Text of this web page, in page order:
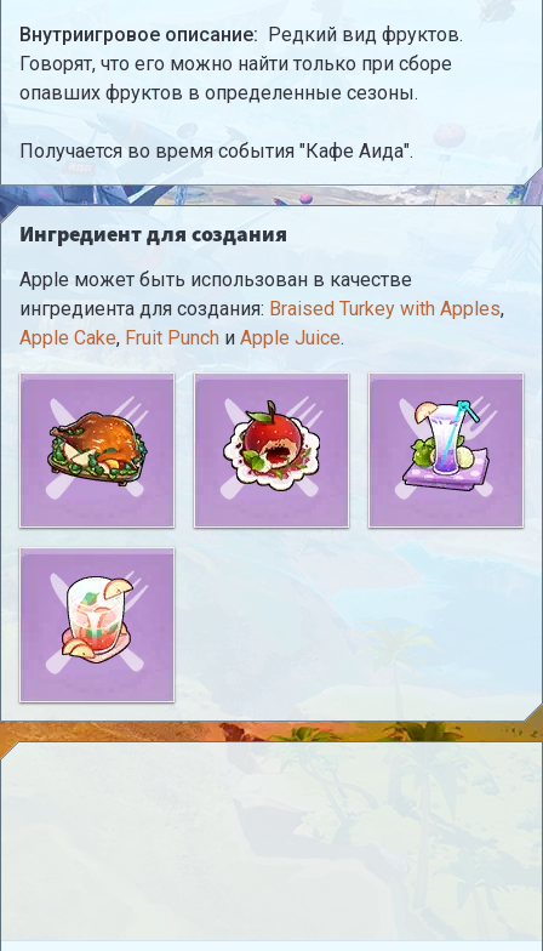
Внутриигровое описание: Редкий вид фруктов.
Говорят, что его можно найти только при сборе
опавших фруктов в определенные сезоны.
Получается во время события "Кафе Аида".
Ингредиент для создания
Apple может быть использован в качестве
ингредиента для создания: Braised Turkey with Apples,
Apple Cake, Fruit Punch и Apple Juice.